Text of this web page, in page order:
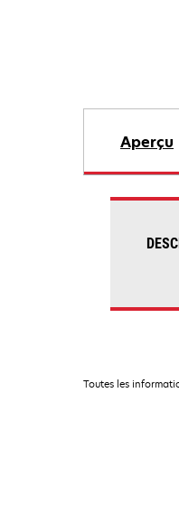
Aperçu
Toutes les